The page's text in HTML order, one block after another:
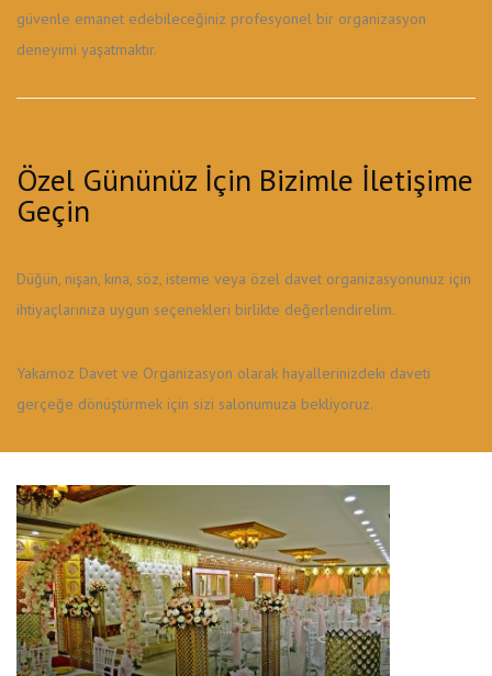
güvenle emanet edebileceğiniz profesyonel bir organizasyon
deneyimi yaşatmaktır.
Özel Gününüz İçin Bizimle İletişime
Geçin
Düğün, nişan, kına, söz, isteme veya özel davet organizasyonunuz için
ihtiyaçlarınıza uygun seçenekleri birlikte değerlendirelim.
Yakamoz Davet ve Organizasyon olarak hayallerinizdeki daveti
gerçeğe dönüştürmek için sizi salonumuza bekliyoruz.